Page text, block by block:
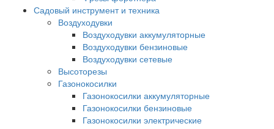
Садовый инструмент и техника
Воздуходувки
Воздуходувки аккумуляторные
Воздуходувки бензиновые
Воздуходувки сетевые
Высоторезы
Газонокосилки
Газонокосилки аккумуляторные
Газонокосилки бензиновые
Газонокосилки электрические